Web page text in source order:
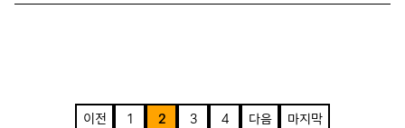
이전 1 2 3 4 다음 마지막